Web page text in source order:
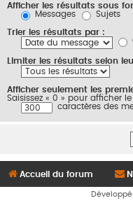
Afficher les résultats sous
Messages
Sujets
Trier les résultats par :
Limiter les résultats selon
Afficher seulement les
Saisissez « 0 » pour afficher
caractères des
Accueil du forum